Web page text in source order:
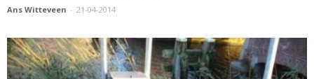
Ans Witteveen - 21-04-2014